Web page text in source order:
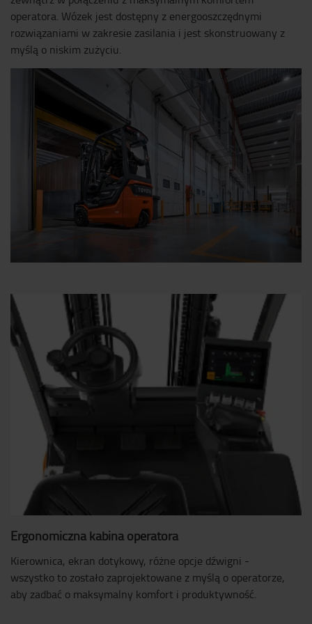
operatora. Wózek jest dostępny z energooszczędnymi
rozwiązaniami w zakresie zasilania i jest skonstruowany z
myślą o niskim zużyciu.
Ergonomiczna kabina operatora
Kierownica, ekran dotykowy, różne opcje dźwigni -
wszystko to zostało zaprojektowane z myślą o operatorze,
aby zadbać o maksymalny komfort i produktywność.